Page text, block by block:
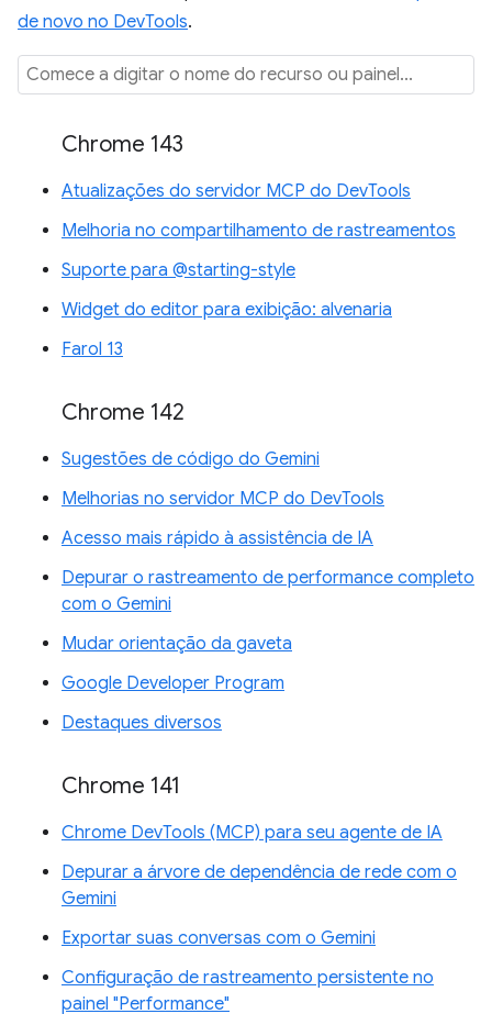
de novo no DevTools.
Chrome 143
Atualizações do servidor MCP do DevTools
Melhoria no compartilhamento de rastreamentos
Suporte para @starting-style
Widget do editor para exibição: alvenaria
Farol 13
Chrome 142
Sugestões de código do Gemini
Melhorias no servidor MCP do DevTools
Acesso mais rápido à assistência de IA
Depurar o rastreamento de performance completo
com o Gemini
Mudar orientação da gaveta
Google Developer Program
Destaques diversos
Chrome 141
Chrome DevTools (MCP) para seu agente de IA
Depurar a árvore de dependência de rede com o
Gemini
Exportar suas conversas com o Gemini
Configuração de rastreamento persistente no
painel "Performance"